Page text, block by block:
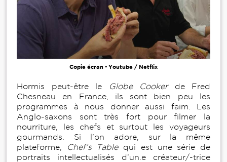
Copie écran - Youtube / Netflix
Hormis peut-être le Globe Cookerde Fred
Chesneau en France, ils sont bien peu les
programmes à nous donner aussi faim. Les
Anglo-saxons sont très fort pour filmer la
nourriture, les chefs et surtout les voyageurs
gourmands. Si l’on adore, sur la même
plateforme,
Chef’s Tablequi est une série de
portraits intellectualisés d’un.e créateur/-trice